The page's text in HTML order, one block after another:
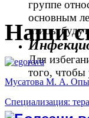
группе
основным
птицы будут
Для
того, чтобы
Наши
Мусатова М. А.
Специализация: